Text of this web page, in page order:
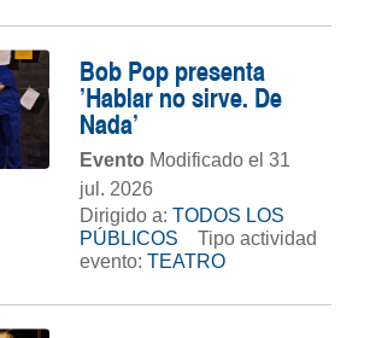
Bob Pop presenta
'Hablar no sirve. De
Nada'
Evento Modificado el 31
jul. 2026
Dirigido a: TODOS LOS
PÚBLICOS
Tipo actividad
evento: TEATRO